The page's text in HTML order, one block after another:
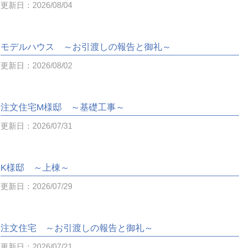
更新日：2026/08/04
モデルハウス ～お引渡しの報告と御礼～
更新日：2026/08/02
注文住宅M様邸 ～基礎工事～
更新日：2026/07/31
K様邸 ～上棟～
更新日：2026/07/29
注文住宅 ～お引渡しの報告と御礼～